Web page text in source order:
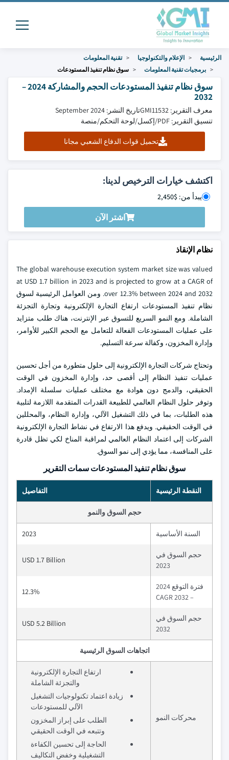
الرئيسية الإعلام والتكنولوجيا
تقنية المعلومات
برمجيات تقنية المعلومات
سوق نظام تنفيذ المستودعات
سوق نظام تنفيذ المستودعات الحجم والمشاركة 2024 –
2032
معرف التقرير: GMI11532
تاريخ النشر: September 2024
تنسيق التقرير: PDF/إكسل/لوحة التحكم/منصة
تحميل قوات الدفاع الشعبي مجانا
اكتشف خيارات الترخيص لدينا:
يبدأ من: $2,450
اشتر الآن
نظام الإنقاذ
The global warehouse execution system market size was valued
at USD 1.7 billion in 2023 and is projected to grow at a CAGR of
over 12.3% between 2024 and 2032. ومن العوامل الرئيسية لسوق
نظام تنفيذ المستودعات ارتفاع التجارة الإلكترونية وتجارة التجزئة
الشاملة. ومع النمو السريع للتسوق عبر الإنترنت، هناك طلب متزايد
على عمليات المستودعات الفعالة للتعامل مع الحجم الكبير للأوامر،
وإدارة المخزون، وكفالة سرعة التسليم.
وتحتاج شركات التجارة الإلكترونية إلى حلول متطورة من أجل تحسين
عمليات تنفيذ النظام إلى أقصى حد، وإدارة المخزون في الوقت
الحقيقي، والدمج دون هوادة مع مختلف عمليات سلسلة الإمداد.
وتوفر حلول النظام العالمي للطبيعة القدرات المتقدمة اللازمة لتلبية
هذه الطلبات، بما في ذلك التشغيل الآلي، وإدارة النظام، والمحللين
في الوقت الحقيقي. ويدفع هذا الارتفاع في نشاط التجارة الإلكترونية
الشركات إلى اعتماد النظام العالمي لمراقبة المناخ لكي تظل قادرة
على المنافسة، مما يؤدي إلى نمو السوق.
سوق نظام تنفيذ المستودعات سمات التقرير
النقطة الرئيسية التفاصيل
حجم السوق والنمو
السنة الأساسية 2023
حجم السوق في
2023
USD 1.7 Billion
فترة التوقع 2024
– 2032 CAGR
12.3%
حجم السوق في
2032
USD 5.2 Billion
اتجاهات السوق الرئيسية
محركات النمو
ارتفاع التجارة الإلكترونية
والتجزئة الشاملة
زيادة اعتماد تكنولوجيات التشغيل
الآلي للمستودعات
الطلب على إبراز المخزون
وتتبعه في الوقت الحقيقي
الحاجة إلى تحسين الكفاءة
التشغيلية وخفض التكاليف